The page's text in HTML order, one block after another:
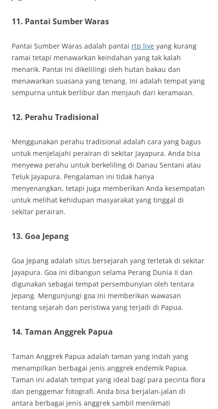
11. Pantai Sumber Waras
Pantai Sumber Waras adalah pantai rtp live yang kurang
ramai tetapi menawarkan keindahan yang tak kalah
menarik. Pantai ini dikelilingi oleh hutan bakau dan
menawarkan suasana yang tenang. Ini adalah tempat yang
sempurna untuk berlibur dan menjauh dari keramaian.
12. Perahu Tradisional
Menggunakan perahu tradisional adalah cara yang bagus
untuk menjelajahi perairan di sekitar Jayapura. Anda bisa
menyewa perahu untuk berkeliling di Danau Sentani atau
Teluk Jayapura. Pengalaman ini tidak hanya
menyenangkan, tetapi juga memberikan Anda kesempatan
untuk melihat kehidupan masyarakat yang tinggal di
sekitar perairan.
13. Goa Jepang
Goa Jepang adalah situs bersejarah yang terletak di sekitar
Jayapura. Goa ini dibangun selama Perang Dunia II dan
digunakan sebagai tempat persembunyian oleh tentara
Jepang. Mengunjungi goa ini memberikan wawasan
tentang sejarah dan peristiwa yang terjadi di Papua.
14. Taman Anggrek Papua
Taman Anggrek Papua adalah taman yang indah yang
menampilkan berbagai jenis anggrek endemik Papua.
Taman ini adalah tempat yang ideal bagi para pecinta flora
dan penggemar fotografi. Anda bisa berjalan-jalan di
antara berbagai jenis anggrek sambil menikmati